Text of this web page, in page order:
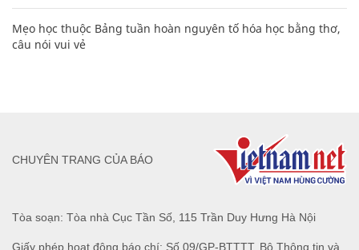
Mẹo học thuộc Bảng tuần hoàn nguyên tố hóa học bằng thơ,
câu nói vui vẻ
Tòa soạn: Tòa nhà Cục Tần Số, 115 Trần Duy Hưng Hà Nội
Giấy phép hoạt động báo chí: Số 09/GP-BTTTT, Bộ Thông tin và
CHUYÊN TRANG CỦA BÁO